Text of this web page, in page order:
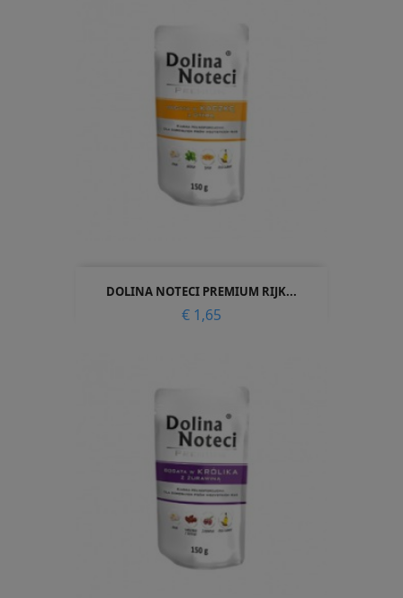
DOLINA NOTECI PREMIUM RIJK...
Prijs
€ 1,65